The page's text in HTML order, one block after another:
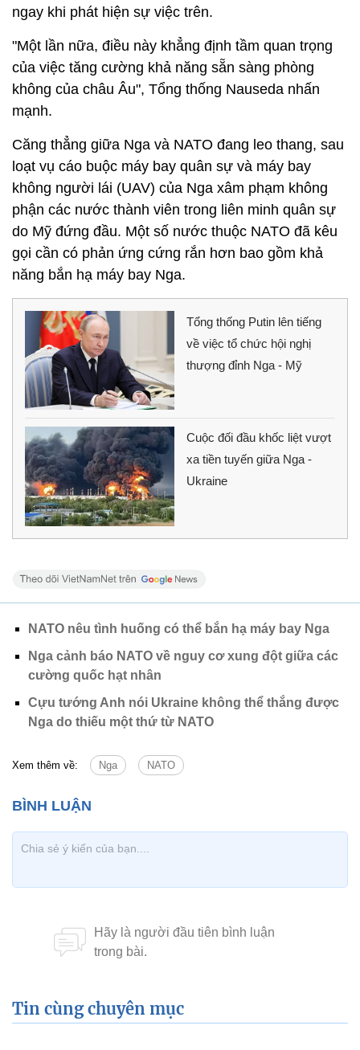
ngay khi phát hiện sự việc trên.
"Một lần nữa, điều này khẳng định tầm quan trọng
của việc tăng cường khả năng sẵn sàng phòng
không của châu Âu", Tổng thống Nauseda nhấn
mạnh.
Căng thẳng giữa Nga và NATO đang leo thang, sau
loạt vụ cáo buộc máy bay quân sự và máy bay
không người lái (UAV) của Nga xâm phạm không
phận các nước thành viên trong liên minh quân sự
do Mỹ đứng đầu. Một số nước thuộc NATO đã kêu
gọi cần có phản ứng cứng rắn hơn bao gồm khả
năng bắn hạ máy bay Nga.
Tổng thống Putin lên tiếng
về việc tổ chức hội nghị
thượng đỉnh Nga - Mỹ
Cuộc đối đầu khốc liệt vượt
xa tiền tuyến giữa Nga -
Ukraine
NATO nêu tình huống có thể bắn hạ máy bay Nga
Nga cảnh báo NATO về nguy cơ xung đột giữa các
cường quốc hạt nhân
Cựu tướng Anh nói Ukraine không thể thắng được
Nga do thiếu một thứ từ NATO
Xem thêm về: Nga NATO
Tin cùng chuyên mục